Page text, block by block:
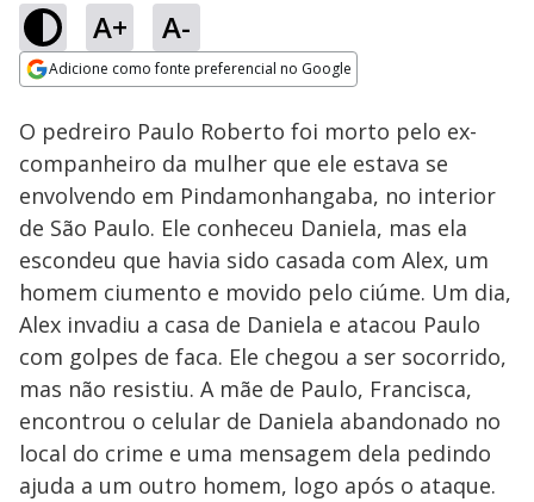
A+ A-
Adicione como fonte preferencial no Google
Ativar
Loaded :
14.85%
O pedreiro Paulo Roberto foi morto pelo ex-
companheiro da mulher que ele estava se
envolvendo em Pindamonhangaba, no interior
de São Paulo. Ele conheceu Daniela, mas ela
escondeu que havia sido casada com Alex, um
homem ciumento e movido pelo ciúme. Um dia,
Alex invadiu a casa de Daniela e atacou Paulo
com golpes de faca. Ele chegou a ser socorrido,
mas não resistiu. A mãe de Paulo, Francisca,
encontrou o celular de Daniela abandonado no
local do crime e uma mensagem dela pedindo
ajuda a um outro homem, logo após o ataque.